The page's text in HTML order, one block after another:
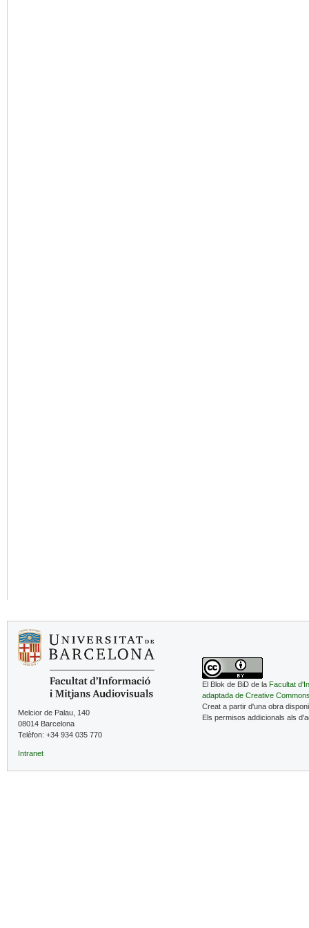
Melcior de Palau, 140
08014 Barcelona
Telèfon: +34 934 035 770
Intranet
El Blok de BiD de la Facultat
adaptada de Creative
Creat a partir d'una obra
Els permisos addicionals als